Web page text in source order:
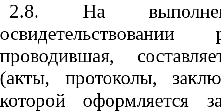
2.8. На
проводившая,
(акты, протоколы,
которой оформляется